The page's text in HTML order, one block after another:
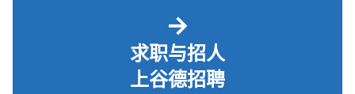
→
求职与招人
上谷德招聘